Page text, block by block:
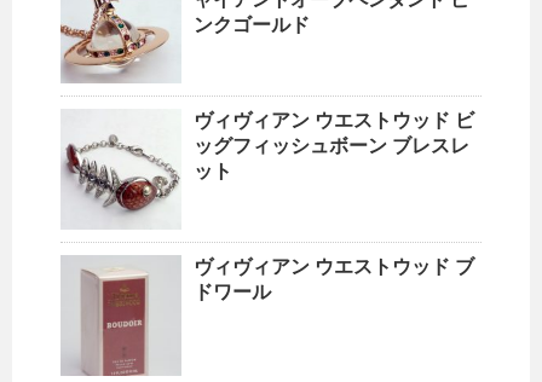
ンクゴールド
ヴィヴィアン ウエストウッド ビ
ッグフィッシュボーン ブレスレ
ット
ヴィヴィアン ウエストウッド ブ
ドワール